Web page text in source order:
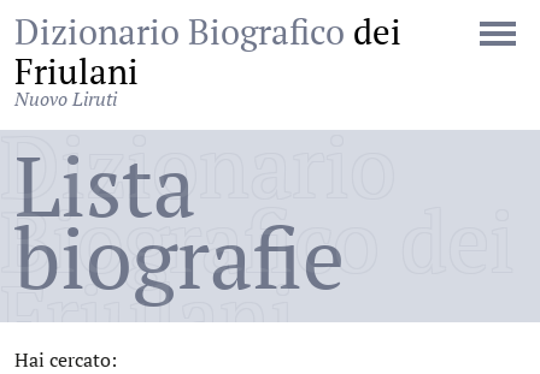
Dizionario Biografico dei
Friulani
Nuovo Liruti
Dizionario
Biografico dei
Friulani
Lista
biografie
Hai cercato: